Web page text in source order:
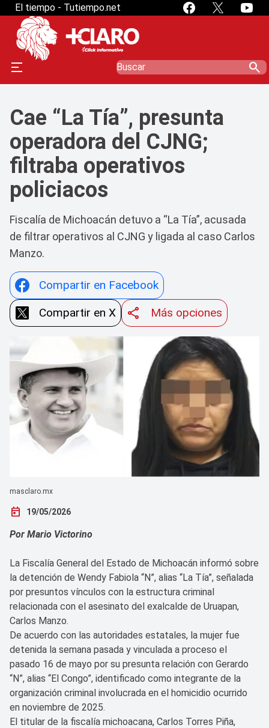
El tiempo - Tutiempo.net
search
Cae “La Tía”, presunta
operadora del CJNG;
filtraba operativos
policiacos
Fiscalía de Michoacán detuvo a “La Tía”, acusada
de filtrar operativos al CJNG y ligada al caso Carlos
Manzo.
Compartir en Facebook
Compartir en X
Más opciones
masclaro.mx
today 19/05/2026
Por Mario Victorino
La Fiscalía General del Estado de Michoacán informó sobre
la detención de Wendy Fabiola “N”, alias “La Tía”, señalada
por presuntos vínculos con la estructura criminal
relacionada con el asesinato del exalcalde de Uruapan,
Carlos Manzo.
De acuerdo con las autoridades estatales, la mujer fue
detenida la semana pasada y vinculada a proceso el
pasado 16 de mayo por su presunta relación con Gerardo
“N”, alias “El Congo”, identificado como integrante de la
organización criminal involucrada en el homicidio ocurrido
en noviembre de 2025.
El titular de la fiscalía michoacana, Carlos Torres Piña,